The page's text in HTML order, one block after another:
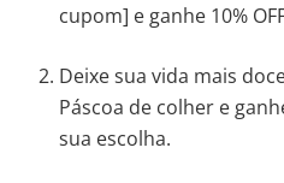
cupom] e ganhe 10%
Deixe sua vida mais
Páscoa de colher e
sua escolha.